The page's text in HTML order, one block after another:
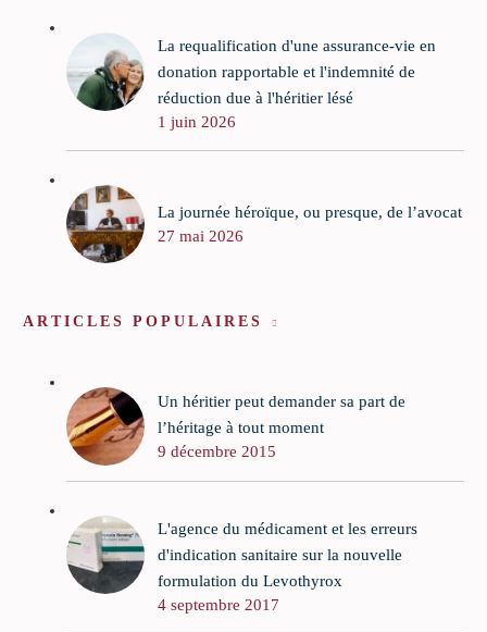
La requalification d'une assurance-vie en
donation rapportable et l'indemnité de
réduction due à l'héritier lésé
1 juin 2026
La journée héroïque, ou presque, de l’avocat
27 mai 2026
ARTICLES POPULAIRES
Un héritier peut demander sa part de
l’héritage à tout moment
9 décembre 2015
L'agence du médicament et les erreurs
d'indication sanitaire sur la nouvelle
formulation du Levothyrox
4 septembre 2017